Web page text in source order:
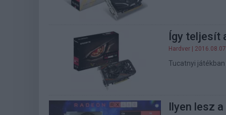
Így teljesít
Hardver |
Tucatnyi
Ilyen lesz